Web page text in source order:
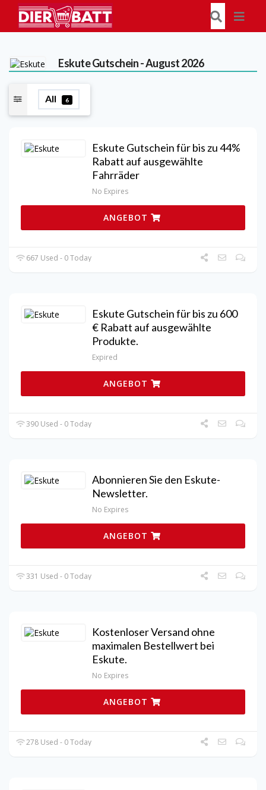
EskuteGutschein - August 2026
All 6
Eskute Gutschein für bis zu 44%
Rabatt auf ausgewählte
Fahrräder
No Expires
ANGEBOT
667 Used - 0 Today
Eskute Gutschein für bis zu 600
€ Rabatt auf ausgewählte
Produkte.
Expired
ANGEBOT
390 Used - 0 Today
Abonnieren Sie den Eskute-
Newsletter.
No Expires
ANGEBOT
331 Used - 0 Today
Kostenloser Versand ohne
maximalen Bestellwert bei
Eskute.
No Expires
ANGEBOT
278 Used - 0 Today